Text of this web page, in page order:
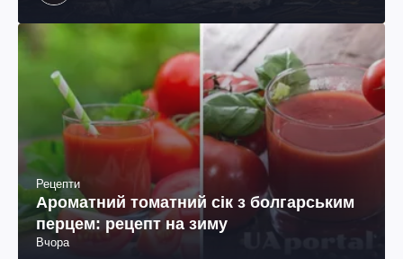
Рецепти
Ароматний томатний сік з болгарським
перцем: рецепт на зиму
Вчора